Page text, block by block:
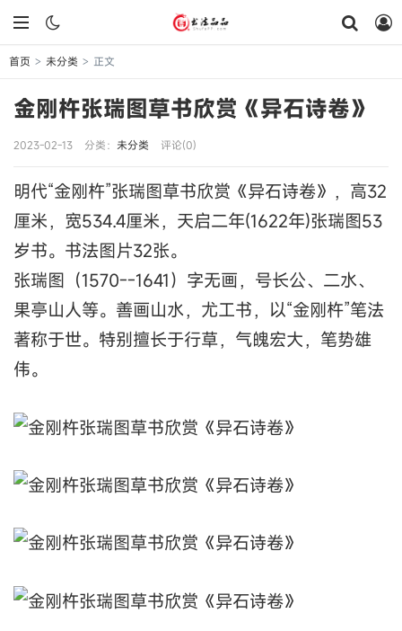
首页 > 未分类 > 正文
金刚杵张瑞图草书欣赏《异石诗卷》
2023-02-13 分类： 未分类 评论(0)
明代“金刚杵”张瑞图草书欣赏《异石诗卷》，高32
厘米，宽534.4厘米，天启二年(1622年)张瑞图53
岁书。书法图片32张。
张瑞图（1570--1641）字无画，号长公、二水、
果亭山人等。善画山水，尤工书，以“金刚杵”笔法
著称于世。特别擅长于行草，气魄宏大，笔势雄
伟。